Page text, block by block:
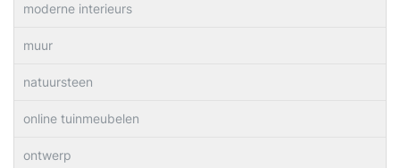
moderne interieurs
muur
natuursteen
online tuinmeubelen
ontwerp